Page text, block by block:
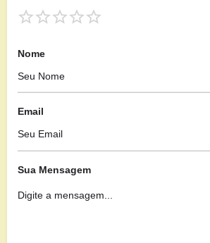
Nome
Email
Sua Mensagem